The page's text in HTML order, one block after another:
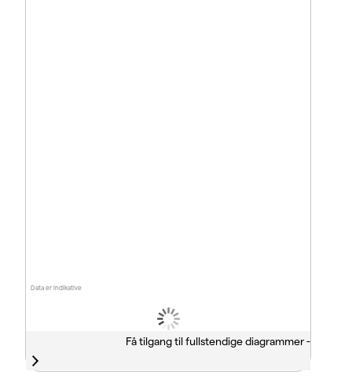
Data er indikative
Få tilgang til fullstendige diagrammer -